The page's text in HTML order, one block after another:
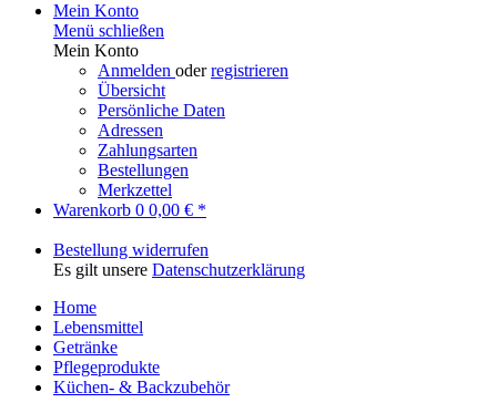
Mein Konto
Menü schließen
Mein Konto
Anmelden oderregistrieren
Übersicht
Persönliche Daten
Adressen
Zahlungsarten
Bestellungen
Merkzettel
Warenkorb 0 0,00 € *
Bestellung widerrufen
Es gilt unsere Datenschutzerklärung
Home
Lebensmittel
Getränke
Pflegeprodukte
Küchen- & Backzubehör